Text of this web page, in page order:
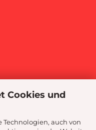
Cookies und
auch von